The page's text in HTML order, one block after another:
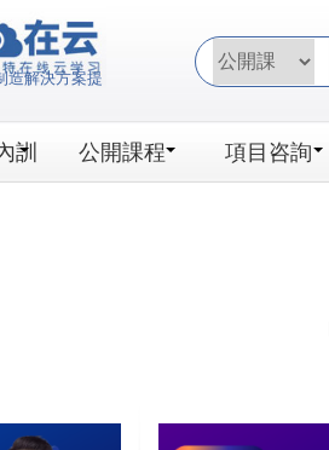
在线看_日韩放荡
造解決方案提
訓 公開課程 項目咨詢